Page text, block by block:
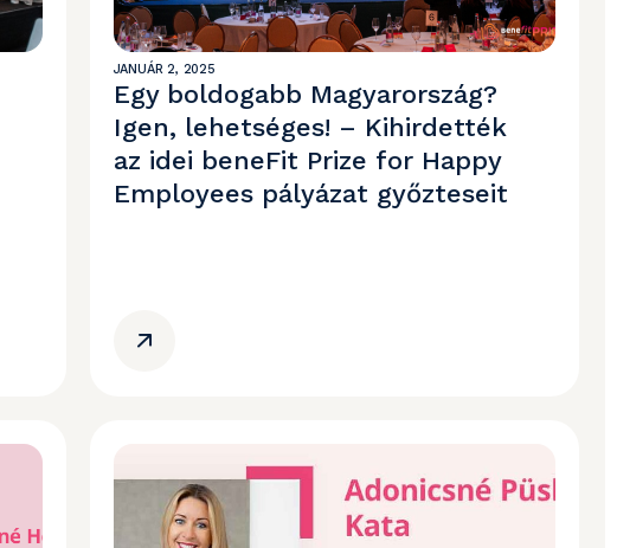
JANUÁR 2, 2025
Egy boldogabb Magyarország?
Igen, lehetséges! – Kihirdették
az idei beneFit Prize for Happy
Employees pályázat győzteseit